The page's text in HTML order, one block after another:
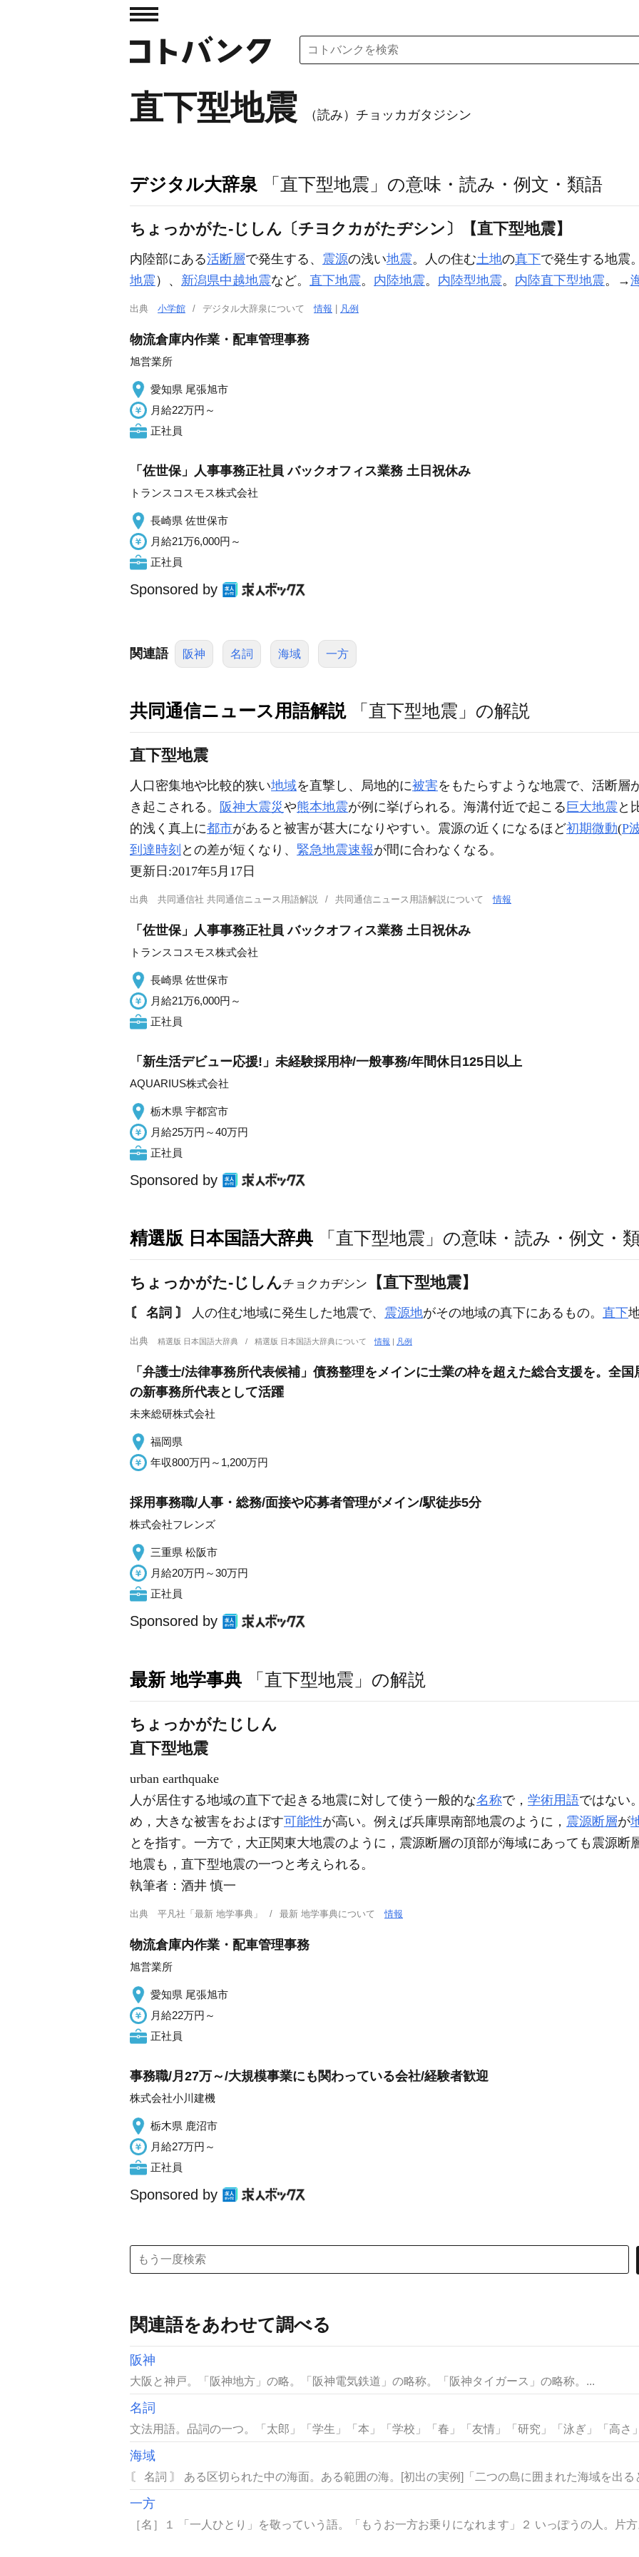
直下型地震 （読み）チョッカガタジシン
デジタル大辞泉 「直下型地震」の意味・読み・例文・類語
ちょっかがた‐じしん〔チヨクカがたヂシン〕【直下型地震】
内陸部にある活断層で発生する、 震源の浅い地震。人の住む土地の真下で発生する地震
地震 ）、 新潟県中越地震など。 直下地震。 内陸地震。 内陸型地震。 内陸直下型地震。→
出典 小学館 デジタル大辞泉について情報 凡例
物流倉庫内作業・配車管理事務
旭営業所
愛知県 尾張旭市
月給22万円～
正社員
「佐世保」人事事務正社員 バックオフィス業務 土日祝休み
トランスコスモス株式会社
長崎県 佐世保市
月給21万6,000円～
正社員
Sponsored by
関連語 阪神 名詞 海域 一方
共同通信ニュース用語解説 「直下型地震」の解説
直下型地震
人口密集地や比較的狭い地域を直撃し、局地的に被害をもたらすような地震で、活断層
き起こされる。 阪神大震災や熊本地震が例に挙げられる。海溝付近で起こる 巨大地震 と
的浅く真上に都市があると被害が甚大になりやすい。震源の近くになるほど初期微動(P
到達時刻 との差が短くなり、 緊急地震速報が間に合わなくなる。
更新日:2017年5月17日
出典 共同通信社 共同通信ニュース用語解説 共同通信ニュース用語解説について情報
「佐世保」人事事務正社員 バックオフィス業務 土日祝休み
トランスコスモス株式会社
長崎県 佐世保市
月給21万6,000円～
正社員
「新生活デビュー応援!」未経験採用枠/一般事務/年間休日125日以上
AQUARIUS株式会社
栃木県 宇都宮市
月給25万円～40万円
正社員
Sponsored by
精選版 日本国語大辞典 「直下型地震」の意味・読み・例文・
ちょっかがた‐じしんチョクカヂシン 【直下型地震】
〘 名詞 〙 人の住む地域に発生した地震で、 震源地がその地域の真下にあるもの。 直下
出典 精選版 日本国語大辞典 精選版 日本国語大辞典について情報 | 凡例
「弁護士/法律事務所代表候補」債務整理をメインに士業の枠を超えた総合支援を。全
の新事務所代表として活躍
未来総研株式会社
福岡県
年収800万円～1,200万円
採用事務職/人事・総務/面接や応募者管理がメイン/駅徒歩5分
株式会社フレンズ
三重県 松阪市
月給20万円～30万円
正社員
Sponsored by
最新 地学事典 「直下型地震」の解説
ちょっかがたじしん
直下型地震
urban earthquake
人が居住する地域の直下で起きる地震に対して使う一般的な名称で， 学術用語ではない
め，大きな被害をおよぼす可能性が高い。例えば兵庫県南部地震のように， 震源断層が
とを指す。一方で，大正関東大地震のように，震源断層の頂部が海域にあっても震源断
地震も，直下型地震の一つと考えられる。
執筆者： 酒井 慎一
出典 平凡社「最新 地学事典」 最新 地学事典について情報
物流倉庫内作業・配車管理事務
旭営業所
愛知県 尾張旭市
月給22万円～
正社員
事務職/月27万～/大規模事業にも関わっている会社/経験者歓迎
株式会社小川建機
栃木県 鹿沼市
月給27万円～
正社員
Sponsored by
関連語をあわせて調べる
阪神
大阪と神戸。「阪神地方」の略。「阪神電気鉄道」の略称。「阪神タイガース」の略称。...
名詞
文法用語。品詞の一つ。「太郎」「学生」「本」「学校」「春」「友情」「研究」「泳ぎ」「高さ
海域
〘 名詞 〙 ある区切られた中の海面。ある範囲の海。[初出の実例]「二つの島に囲まれた海域を出る
一方
［名］１ 「一人ひとり」を敬っていう語。「もうお一方お乗りになれます」２ いっぽうの人。片